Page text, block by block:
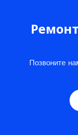
Позвоните